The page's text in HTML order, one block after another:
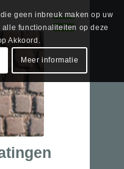
geen inbreuk maken op uw
functionaliteiten op deze
Akkoord.
Meer informatie